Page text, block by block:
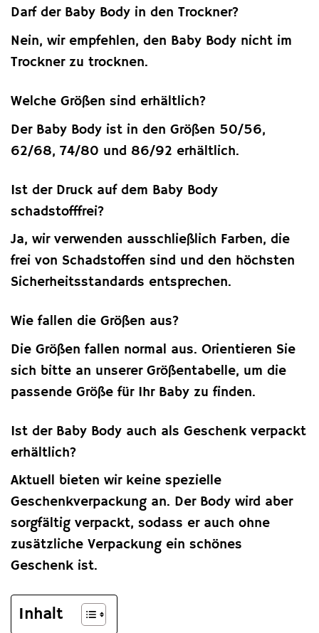
Darf der Baby Body in den Trockner?
Nein, wir empfehlen, den Baby Body nicht im
Trockner zu trocknen.
Welche Größen sind erhältlich?
Der Baby Body ist in den Größen 50/56,
62/68, 74/80 und 86/92 erhältlich.
Ist der Druck auf dem Baby Body
schadstofffrei?
Ja, wir verwenden ausschließlich Farben, die
frei von Schadstoffen sind und den höchsten
Sicherheitsstandards entsprechen.
Wie fallen die Größen aus?
Die Größen fallen normal aus. Orientieren Sie
sich bitte an unserer Größentabelle, um die
passende Größe für Ihr Baby zu finden.
Ist der Baby Body auch als Geschenk verpackt
erhältlich?
Aktuell bieten wir keine spezielle
Geschenkverpackung an. Der Body wird aber
sorgfältig verpackt, sodass er auch ohne
zusätzliche Verpackung ein schönes
Geschenk ist.
Inhalt